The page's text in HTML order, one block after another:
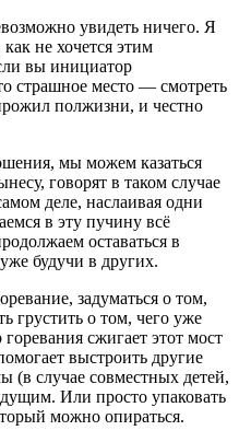
увидеть ничего. Я
не хочется этим
вы инициатор
страшное место — смотреть
полжизни, и честно
мы можем казаться
говорят в таком случае
деле, наслаивая одни
в эту пучину всё
оставаться в
будучи в других.
задуматься о том,
грустить о том, чего уже
сжигает этот мост
выстроить другие
(в случае совместных детей,
Или просто упаковать
можно опираться.